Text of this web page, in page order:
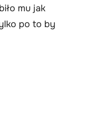
mu jak
po to by